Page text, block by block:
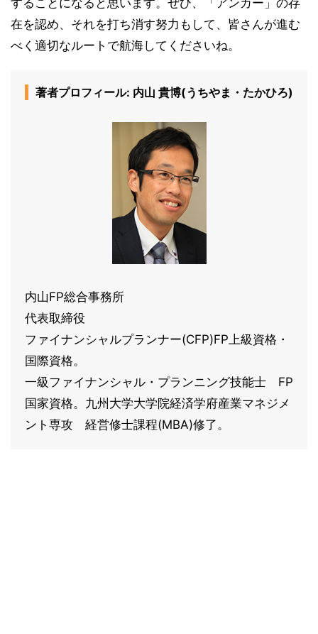
することになると思います。ぜひ、「アンカー」の存
在を認め、それを打ち消す努力もして、皆さんが進む
べく適切なルートで航海してくださいね。
著者プロフィール: 内山 貴博(うちやま・たかひろ)
内山FP総合事務所
代表取締役
ファイナンシャルプランナー(CFP)FP上級資格・
国際資格。
一級ファイナンシャル・プランニング技能士 FP
国家資格。九州大学大学院経済学府産業マネジメ
ント専攻 経営修士課程(MBA)修了。